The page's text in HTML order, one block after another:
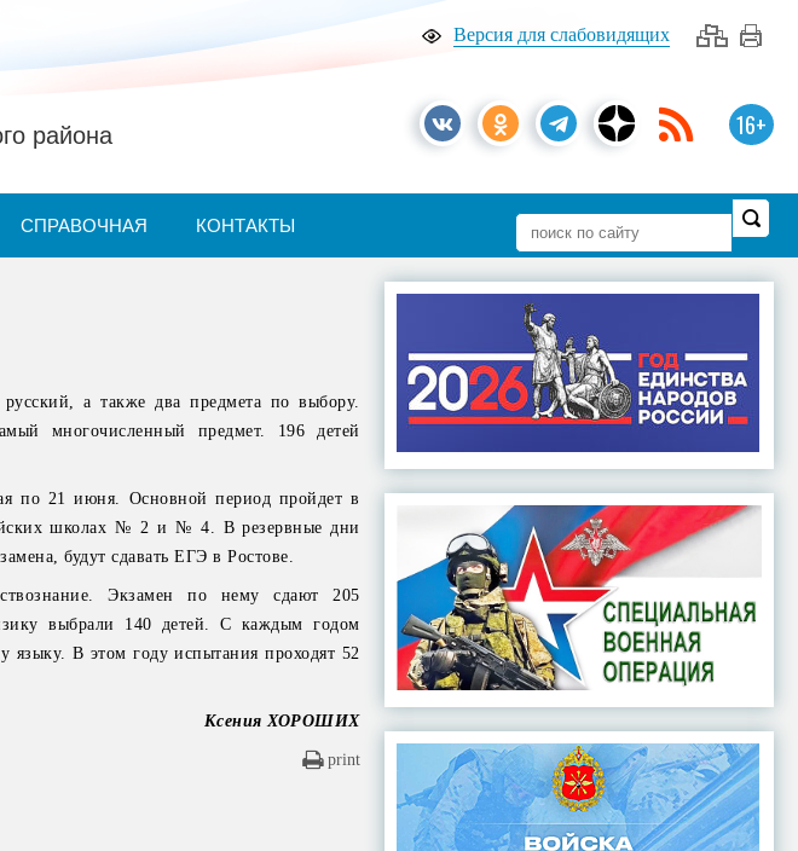
Версия для слабовидящих
16+
района
СПРАВОЧНАЯ КОНТАКТЫ
русский, а также два предмета по выбору.
многочисленный предмет. 196 детей
по 21 июня. Основной период пройдет в
школах № 2 и № 4. В резервные дни
будут сдавать ЕГЭ в Ростове.
Экзамен по нему сдают 205
выбрали 140 детей. С каждым годом
языку. В этом году испытания проходят 52
Ксения ХОРОШИХ
print